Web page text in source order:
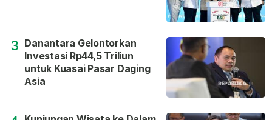
3 Danantara Gelontorkan
Investasi Rp44,5 Triliun
untuk Kuasai Pasar Daging
Asia